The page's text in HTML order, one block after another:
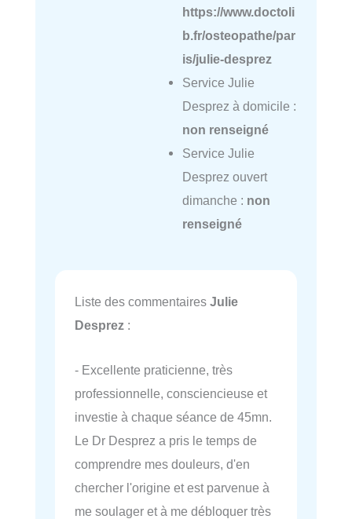
https://www.doctoli
b.fr/osteopathe/par
is/julie-desprez
Service Julie
Desprez à domicile :
non renseigné
Service Julie
Desprez ouvert
dimanche : non
renseigné
Liste des commentaires Julie
Desprez :
- Excellente praticienne, très
professionnelle, consciencieuse et
investie à chaque séance de 45mn.
Le Dr Desprez a pris le temps de
comprendre mes douleurs, d'en
chercher l'origine et est parvenue à
me soulager et à me débloquer très